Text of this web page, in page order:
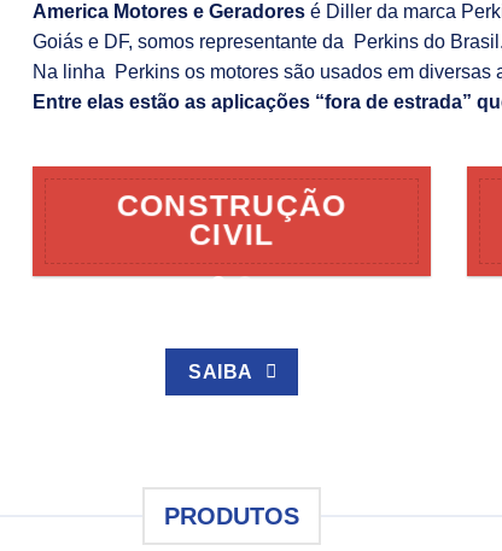
America Motores e Geradores é Diller da marca
Goiás e DF, somos representante da Perkins do Brasil.
Na linha Perkins os motores são usados em diversas
Entre elas estão as aplicações “fora de estrada”
CONSTRUÇÃO
CIVIL
SAIBA
PRODUTOS